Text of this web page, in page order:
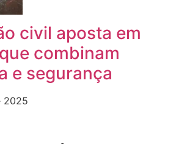
civil aposta em
combinam
e segurança
2025